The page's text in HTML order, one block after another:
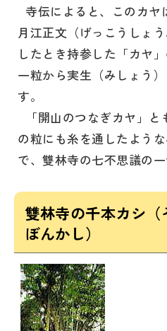
寺伝によると、このカヤ
月江正文（げっこうしょ
したとき持参した「カヤ
一粒から実生（みしょう
す。
「開山のつなぎカヤ」
の粒にも糸を通したよう
で、雙林寺の七不思議の一
雙林寺の千本カシ
ぼんかし）